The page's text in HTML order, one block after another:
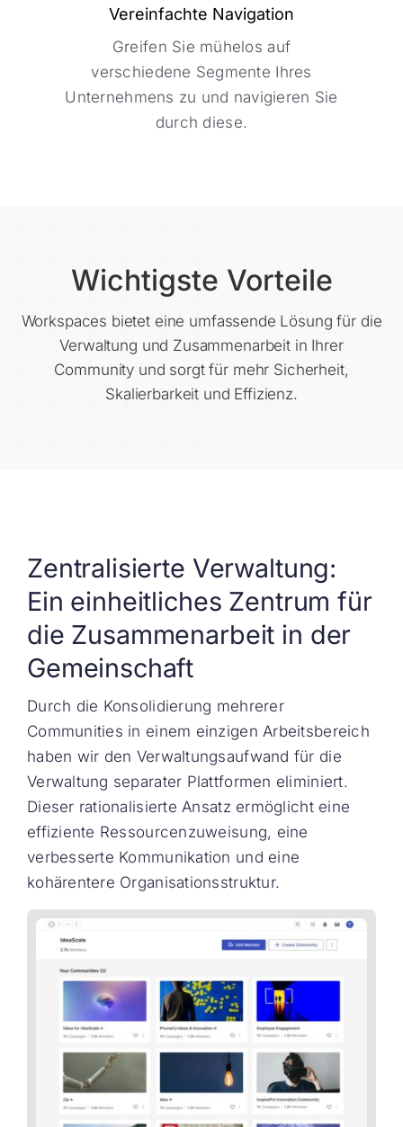
Vereinfachte Navigation
Greifen Sie mühelos auf
verschiedene Segmente Ihres
Unternehmens zu und navigieren Sie
durch diese.
Vereinfachte Navigation
Greifen Sie mühelos auf
verschiedene Segmente Ihres
Unternehmens zu und navigieren Sie
durch diese.
Wichtigste Vorteile
Workspaces bietet eine umfassende Lösung für die
Verwaltung und Zusammenarbeit in Ihrer
Community und sorgt für mehr Sicherheit,
Skalierbarkeit und Effizienz.
Zentralisierte Verwaltung:
Ein einheitliches Zentrum für
die Zusammenarbeit in der
Gemeinschaft
Durch die Konsolidierung mehrerer
Communities in einem einzigen Arbeitsbereich
haben wir den Verwaltungsaufwand für die
Verwaltung separater Plattformen eliminiert.
Dieser rationalisierte Ansatz ermöglicht eine
effiziente Ressourcenzuweisung, eine
verbesserte Kommunikation und eine
kohärentere Organisationsstruktur.